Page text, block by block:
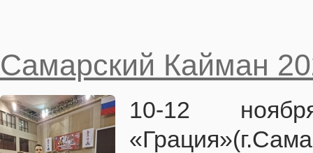
Самарский Кайман
10-12